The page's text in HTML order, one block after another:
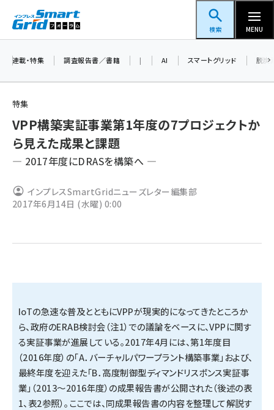
ン
スマートグリッドフォーラム
検索 MENU
蓄電池 (416)
新井 (371)
新井宏征 (313)
連載・特集 調査報告書／書籍 | AI スマートグリッド 脱炭
特集
VPP構築実証事業第1年度の7プロジェクトか
ら見えた成果と課題
― 2017年度にDRASを構築へ ―
インプレスSmartGridニューズレター編集部
2017年6月14日 (水曜) 0:00
IoTの急速な普及とともにVPPが現実的になってきたところか
ら、政府のERAB検討会（注1）での議論をベースに、VPPに関す
る実証事業が進展している。2017年4月には、第1年度目
（2016年度）の「A．バーチャルパワープラント構築事業」および、
最終年度を迎えた「B．高度制御型ディマンドリスポンス実証事
業」（2013〜2016年度）の成果報告書が公開された（後述の表
1、表2参照）。ここでは、同成果報告書の内容を整理して解説す